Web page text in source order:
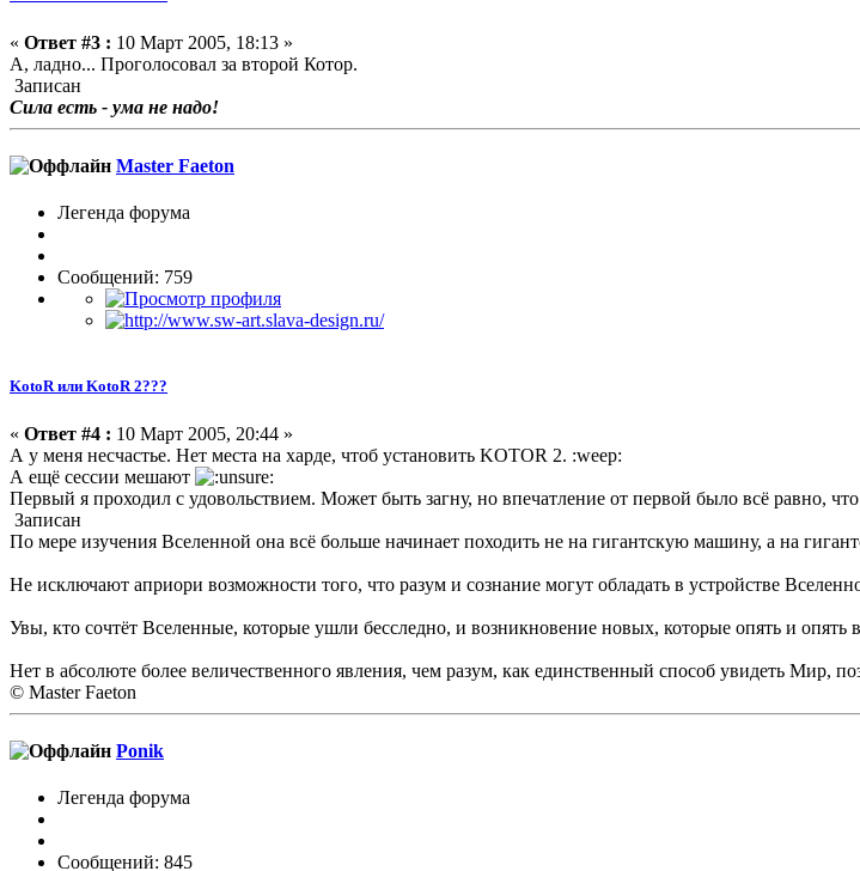
« Ответ #3 : 10 Март 2005, 18:13 »
А, ладно... Проголосовал за второй Котор.
Записан
Сила есть - ума не надо!
Master Faeton
Легенда форума
Сообщений: 759
KotoR или KotoR 2???
« Ответ #4 : 10 Март 2005, 20:44 »
А у меня несчастье. Нет места на харде, чтоб установить KOTOR 2. :weep:
А ещё сессии мешают
Первый я проходил с удовольствием. Может быть загну, но впечатление от первой было всё равно,
Записан
По мере изучения Вселенной она всё больше начинает походить не на гигантскую машину, а на
Не исключают априори возможности того, что разум и сознание могут обладать в устройстве
Увы, кто сочтёт Вселенные, которые ушли бесследно, и возникновение новых, которые опять и
Нет в абсолюте более величественного явления, чем разум, как единственный способ увидеть Мир,
© Master Faeton
Ponik
Легенда форума
Сообщений: 845